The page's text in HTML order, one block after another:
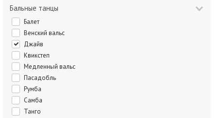
Бальные танцы
Балет
Венский вальс
Джайв
Квикстеп
Медленный вальс
Пасадобль
Румба
Самба
Танго